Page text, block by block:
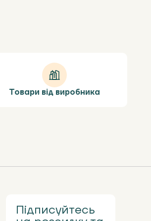
Товари від виробника
Підписуйтесь